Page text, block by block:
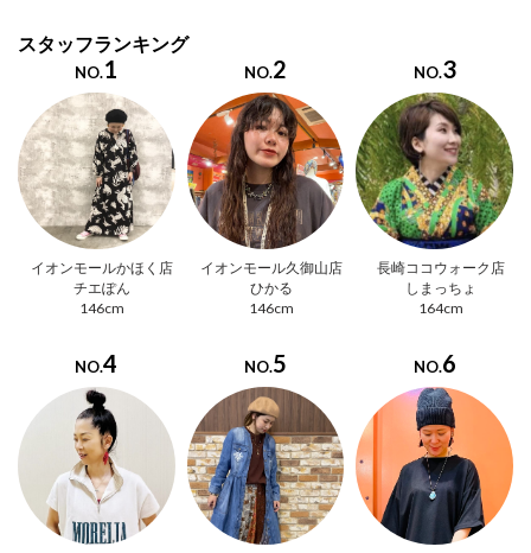
スタッフランキング
NO.1
イオンモールかほく店
チエぽん
146cm
NO.2
イオンモール久御山店
ひかる
146cm
NO.3
長崎ココウォーク店
しまっちょ
164cm
NO.4 NO.5 NO.6